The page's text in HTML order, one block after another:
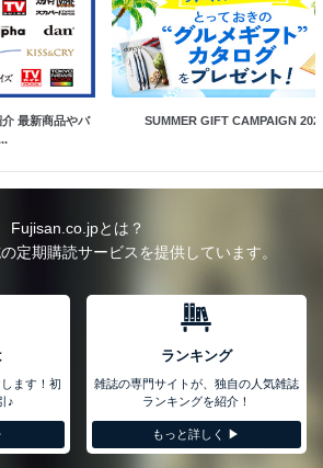
最新商品やバ
SUMMER GIFT CAMPAIGN
Fujisan.co.jpとは？
定期購読サービスを提供しています。
ます！初
♪
ランキング
雑誌の専門サイトが、独自の人気雑誌
ランキングを紹介！
もっと詳しく ▶︎